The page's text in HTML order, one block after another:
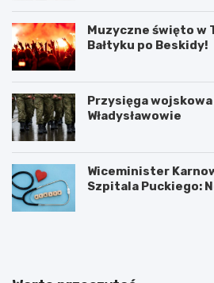
Muzyczne święto w
Bałtyku po Beskidy!
Przysięga wojskowa
Władysławowie
Wiceminister
Szpitala Puckiego:
O
M